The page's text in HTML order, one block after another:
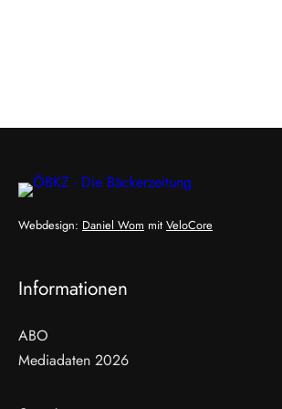
Webdesign: Daniel Wom mit VeloCore
Informationen
ABO
Mediadaten 2026